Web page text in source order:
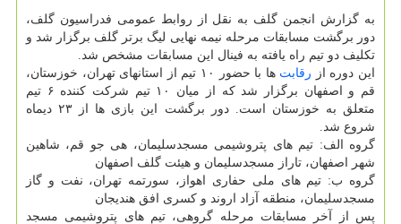
به گزارش انجمن گلف به نقل از روابط عمومی فدراسیون گلف،
دور برگشت مسابقات مرحله نیمه نهایی لیگ برتر گلف برگزار شد و
تکلیف دو تیم راه یافته به فینال این مسابقات مشخص شد.
این دوره از رقابت
ها با حضور ۱۰ تیم از استانهای تهران، خوزستان،
قم و اصفهان برگزار شد که از میان ۱۰ تیم شرکت کننده ۶ تیم
متعلق به خوزستان است. دور برگشت این بازی ها از ۲۳ دیماه
شروع شد.
گروه الف: تیم های پتروشیمی مسجدسلیمان، هی جو قم، شاهین
شهر اصفهان، تاراز مسجدسلیمان و هیئت گلف اصفهان
گروه ب: تیم های ملی حفاری اهواز، سورتمه تهران، نفت و گاز
مسجدسلیمان، منطقه آزاد اروند و کسری افق هندیجان
پس از آخر مسابقات مرحله گروهی، تیم های پتروشیمی مسجد